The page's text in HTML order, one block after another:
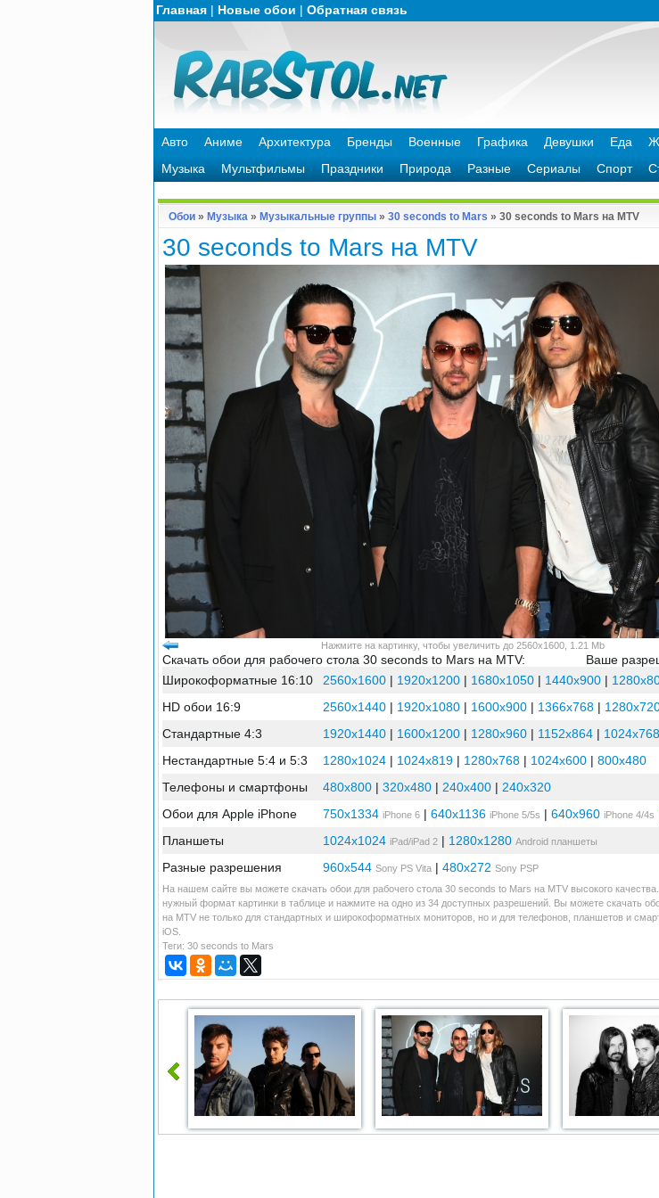
Главная | Новые обои | Обратная связь
Авто Аниме Архитектура Бренды Военные Графика Девушки Еда
Музыка
Мультфильмы Праздники Природа Разные Сериалы Спорт
Обои » Музыка » Музыкальные группы » 30 seconds to Mars » 30 seconds to Mars на MTV
30 seconds to Mars на MTV
Нажмите на картинку, чтобы увеличить до 2560x1600, 1.21 Mb
Скачать обои для рабочего стола 30 seconds to Mars на MTV:
Ваше
Широкоформатные 16:10
2560x1600 | 1920x1200 | 1680x1050 | 1440x900 |
HD обои 16:9
2560x1440 | 1920x1080 | 1600x900 | 1366x768 |
Стандартные 4:3
1920x1440 | 1600x1200 | 1280x960 | 1152x864 | 1024x768
Нестандартные 5:4 и 5:3
1280x1024 | 1024x819 | 1280x768 | 1024x600 | 800x480
Телефоны и смартфоны
480x800 | 320x480 | 240x400 | 240x320
Обои для Apple iPhone
750x1334 iPhone 6 | 640x1136 iPhone 5/5s | 640x960 iPhone 4/4s
Планшеты 1024x1024 iPad/iPad 2 | 1280x1280 Android планшеты
Разные разрешения 960x544 Sony PS Vita | 480x272 Sony PSP
На нашем сайте вы можете скачать обои для рабочего стола 30 seconds to Mars на MTV высокого
нужный формат картинки в таблице и нажмите на одно из 34 доступных разрешений. Вы можете скачать
на MTV не только для стандартных и широкоформатных мониторов, но и для телефонов, планшетов и
iOS.
Теги: 30 seconds to Mars